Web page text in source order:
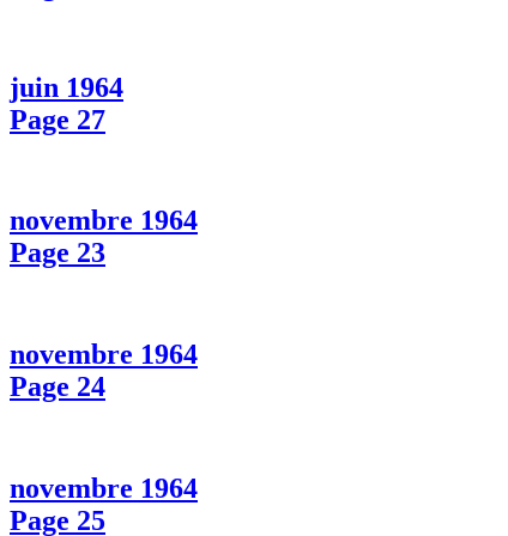
juin 1964
Page 27
novembre 1964
Page 23
novembre 1964
Page 24
novembre 1964
Page 25